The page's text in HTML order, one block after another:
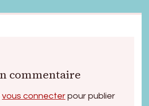
commentaire
vous connecter pour publier